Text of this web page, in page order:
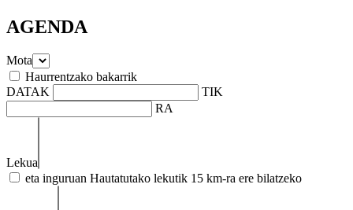
AGENDA
Mota
Haurrentzako bakarrik
DATAK
TIK
RA
Lekua
eta inguruan Hautatutako lekutik 15 km-ra ere bilatzeko